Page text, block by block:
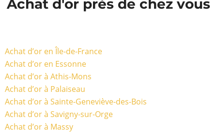
Achat d'or près de chez vous
Achat d’or en Île-de-France
Achat d’or en Essonne
Achat d’or à Athis-Mons
Achat d’or à Palaiseau
Achat d’or à Sainte-Geneviève-des-Bois
Achat d’or à Savigny-sur-Orge
Achat d’or à Massy